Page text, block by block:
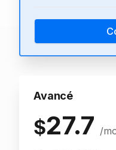
Avancé
$27.7 /